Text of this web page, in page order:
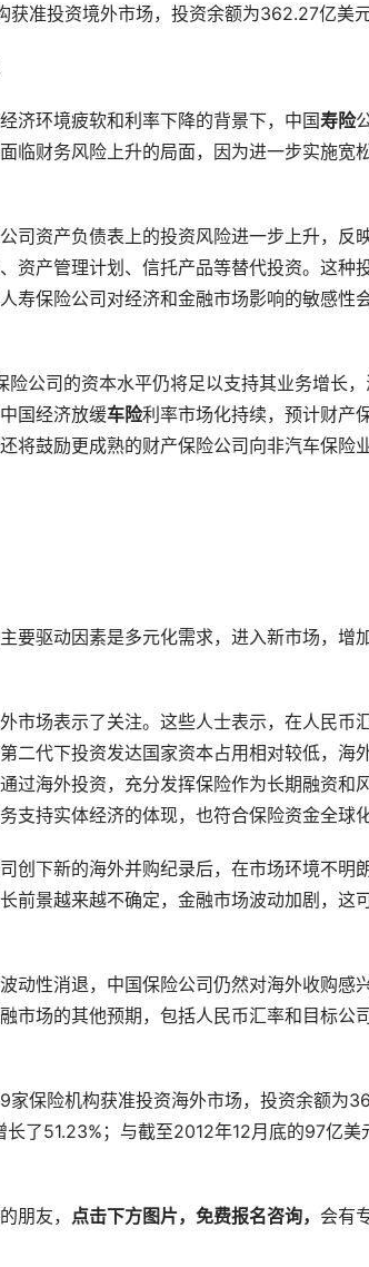
准投资境外市场，投资余额为362.27亿美元
济环境疲软和利率下降的背景下，中国寿险
临财务风险上升的局面，因为进一步实施宽
司资产负债表上的投资风险进一步上升，反
资产管理计划、信托产品等替代投资。这种
寿保险公司对经济和金融市场影响的敏感性
公司的资本水平仍将足以支持其业务增长
国经济放缓车险利率市场化持续，预计财产
将鼓励更成熟的财产保险公司向非汽车保险
要驱动因素是多元化需求，进入新市场，增
市场表示了关注。这些人士表示，在人民币
二代下投资发达国家资本占用相对较低，海
过海外投资，充分发挥保险作为长期融资和
支持实体经济的体现，也符合保险资金全球
创下新的海外并购纪录后，在市场环境不明
前景越来越不确定，金融市场波动加剧，这
动性消退，中国保险公司仍然对海外收购感
市场的其他预期，包括人民币汇率和目标公
家保险机构获准投资海外市场，投资余额为
了51.23%；与截至2012年12月底的97亿美
朋友， 点击下方图片，免费报名咨询， 会有